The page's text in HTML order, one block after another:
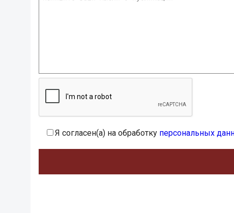
Я согласен(а) на обработку персональных